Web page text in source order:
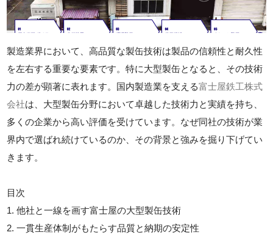
製造業界において、高品質な製缶技術は製品の信頼性と耐久性
を左右する重要な要素です。特に大型製缶となると、その技術
力の差が顕著に表れます。国内製造業を支える富士屋鉄工株式
会社は、大型製缶分野において卓越した技術力と実績を持ち、
多くの企業から高い評価を受けています。なぜ同社の技術が業
界内で選ばれ続けているのか、その背景と強みを掘り下げてい
きます。
目次
1. 他社と一線を画す富士屋の大型製缶技術
2. 一貫生産体制がもたらす品質と納期の安定性